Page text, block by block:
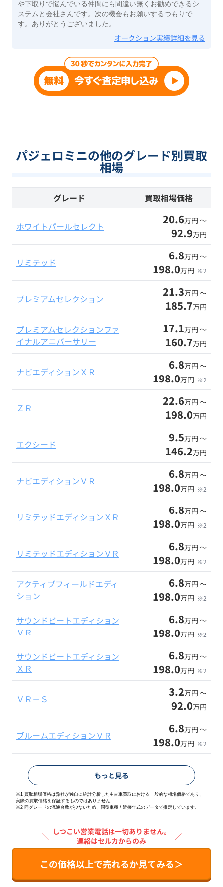
や下取りで悩んでいる仲間にも間違い無くお勧めできるシ
ステムと会社さんです。次の機会もお願いするつもりで
す。ありがとうございました。
オークション実績詳細を見る
パジェロミニの他のグレード別買取
相場
グレード 買取相場価格
ホワイトパールセレクト 20.6万円 〜
92.9万円
リミテッド 6.8万円 〜
198.0万円 ※2
プレミアムセレクション 21.3万円 〜
185.7万円
プレミアムセレクションファ
イナルアニバーサリー
17.1万円 〜
160.7万円
ナビエディションＸＲ 6.8万円 〜
198.0万円 ※2
ＺＲ 22.6万円 〜
198.0万円
エクシード 9.5万円 〜
146.2万円
ナビエディションＶＲ 6.8万円 〜
198.0万円 ※2
リミテッドエディションＸＲ 6.8万円 〜
198.0万円 ※2
リミテッドエディションＶＲ 6.8万円 〜
198.0万円 ※2
アクティブフィールドエディ
ション
6.8万円 〜
198.0万円 ※2
サウンドビートエディション
ＶＲ
6.8万円 〜
198.0万円 ※2
サウンドビートエディション
ＸＲ
6.8万円 〜
198.0万円 ※2
ＶＲ－Ｓ 3.2万円 〜
92.0万円
ブルームエディションＶＲ 6.8万円 〜
198.0万円 ※2
もっと見る
※1 買取相場価格は弊社が独自に統計分析した中古車買取における一般的な相場価格であり、
実際の買取価格を保証するものではありません。
※2 同グレードの流通台数が少ないため、同型車種 / 近接年式のデータで推定しています。
＼ しつこい営業電話は一切ありません。
連絡はセルカからのみ
／
この価格以上で売れるか見てみる＞